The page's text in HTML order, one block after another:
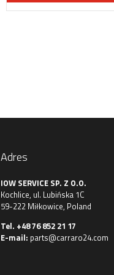
Adres
IOW SERVICE SP. Z O.O.
Kochlice, ul. Lubińska 1C
59-222 Miłkowice, Poland
Tel. +48 76 852 21 17
E-mail: parts@carraro24.com